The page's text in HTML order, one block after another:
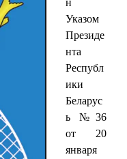
Указом
Президе
нта
Республ
ики
Беларус
ь №36
от 20
января